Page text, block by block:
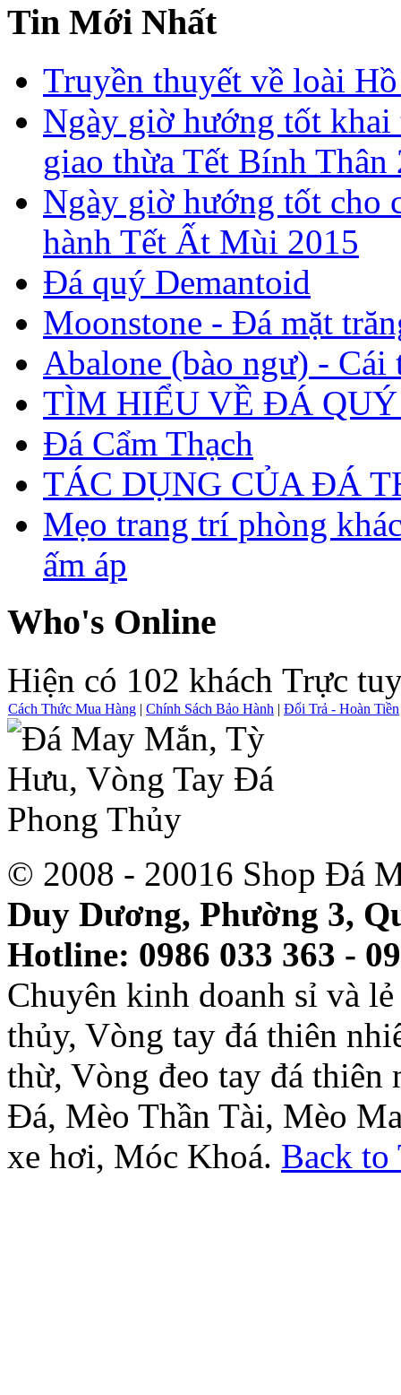
Tin Mới Nhất
Truyền thuyết về loài
Ngày giờ hướng tốt
giao thừa Tết Bính Thân
Ngày giờ hướng tốt cho
hành Tết Ất Mùi 2015
Đá quý Demantoid
Moonstone - Đá mặt
Abalone (bào ngư) - Cái
TÌM HIỂU VỀ ĐÁ QUÝ
Đá Cẩm Thạch
TÁC DỤNG CỦA ĐÁ
Mẹo trang trí phòng
ấm áp
Who's Online
Hiện có 102 khách Trực
Cách Thức Mua Hàng | Chính Sách Bảo Hành | Đổi Trả - Hoàn Tiền
© 2008 - 20016 Shop Đá
Duy Dương, Phường 3,
Hotline: 0986 033 363 -
Chuyên kinh doanh sỉ và
thủy, Vòng tay đá thiên
thừ, Vòng đeo tay đá thiên
Đá, Mèo Thần Tài, Mèo
xe hơi, Móc Khoá. Back to